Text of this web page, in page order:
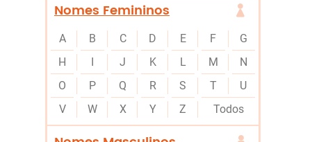
Nomes Femininos
A B C D E F
G
H
I J K L M
N
O
P Q R S T
U
V
W X Y Z Todos